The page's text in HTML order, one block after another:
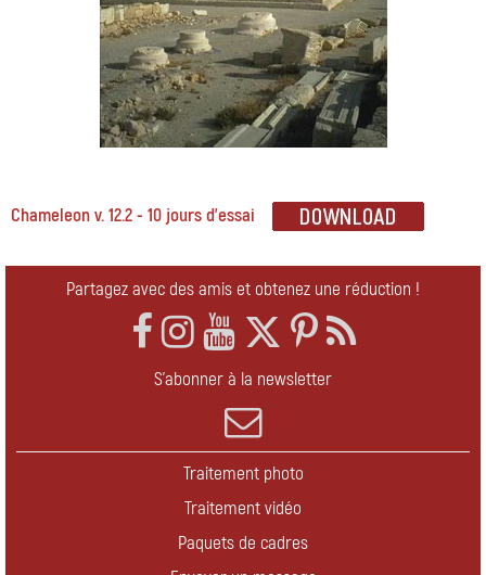
Chameleon v. 12.2 - 10 jours d'essai
Partagez avec des amis et obtenez une réduction !
S'abonner à la newsletter
Traitement photo
Traitement vidéo
Paquets de cadres